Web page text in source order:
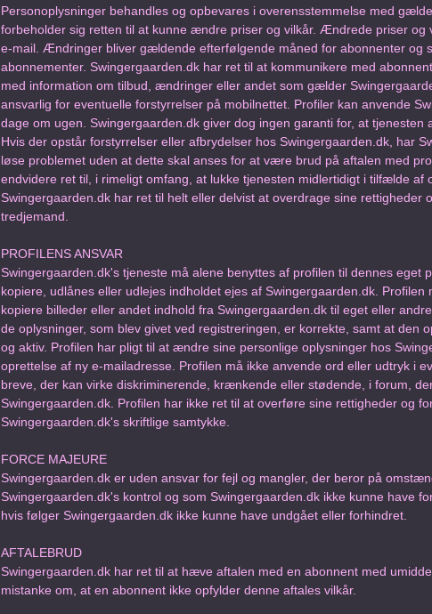
Personoplysninger behandles og opbevares i overensstemmelse med
forbeholder sig retten til at kunne ændre priser og vilkår. Ændrede priser og
e-mail. Ændringer bliver gældende efterfølgende måned for abonnenter og
abonnementer. Swingergaarden.dk har ret til at kommunikere med
med information om tilbud, ændringer eller andet som gælder
ansvarlig for eventuelle forstyrrelser på mobilnettet. Profiler kan anvende
dage om ugen. Swingergaarden.dk giver dog ingen garanti for, at tjenesten
Hvis der opstår forstyrrelser eller afbrydelser hos Swingergaarden.dk, har
løse problemet uden at dette skal anses for at være brud på aftalen med
endvidere ret til, i rimeligt omfang, at lukke tjenesten midlertidigt i tilfælde af
Swingergaarden.dk har ret til helt eller delvist at overdrage sine rettigheder
tredjemand.
PROFILENS ANSVAR
Swingergaarden.dk's tjeneste må alene benyttes af profilen til dennes eget
kopiere, udlånes eller udlejes indholdet ejes af Swingergaarden.dk. Profilen
kopiere billeder eller andet indhold fra Swingergaarden.dk til eget eller
de oplysninger, som blev givet ved registreringen, er korrekte, samt at den
og aktiv. Profilen har pligt til at ændre sine personlige oplysninger hos
oprettelse af ny e-mailadresse. Profilen må ikke anvende ord eller udtryk i
breve, der kan virke diskriminerende, krænkende eller stødende, i forum,
Swingergaarden.dk. Profilen har ikke ret til at overføre sine rettigheder og
Swingergaarden.dk's skriftlige samtykke.
FORCE MAJEURE
Swingergaarden.dk er uden ansvar for fejl og mangler, der beror på
Swingergaarden.dk's kontrol og som Swingergaarden.dk ikke kunne have
hvis følger Swingergaarden.dk ikke kunne have undgået eller forhindret.
AFTALEBRUD
Swingergaarden.dk har ret til at hæve aftalen med en abonnent med
mistanke om, at en abonnent ikke opfylder denne aftales vilkår.